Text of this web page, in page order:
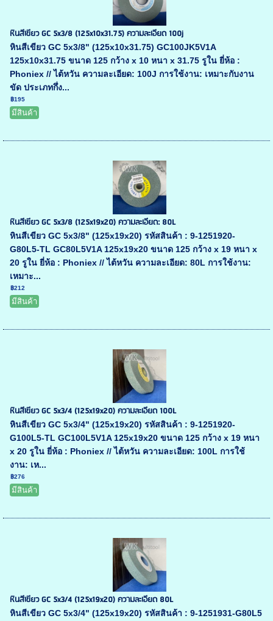
หินสีเขียว GC 5x3/8 (125x10x31.75) ความละเอียด 100j
หินสีเขียว GC 5x3/8" (125x10x31.75) GC100JK5V1A
125x10x31.75 ขนาด 125 กว้าง x 10 หนา x 31.75 รูใน ยี่ห้อ :
Phoniex // ไต้หวัน ความละเอียด: 100J การใช้งาน: เหมาะกับงาน
ขัด ประเภทกึ่ง...
฿195
มีสินค้า
หินสีเขียว GC 5x3/8 (125x19x20) ความละเอียด: 80L
หินสีเขียว GC 5x3/8" (125x19x20) รหัสสินค้า : 9-1251920-
G80L5-TL GC80L5V1A 125x19x20 ขนาด 125 กว้าง x 19 หนา x
20 รูใน ยี่ห้อ : Phoniex // ไต้หวัน ความละเอียด: 80L การใช้งาน:
เหมาะ...
฿212
มีสินค้า
หินสีเขียว GC 5x3/4 (125x19x20) ความละเอียด 100L
หินสีเขียว GC 5x3/4" (125x19x20) รหัสสินค้า : 9-1251920-
G100L5-TL GC100L5V1A 125x19x20 ขนาด 125 กว้าง x 19 หนา
x 20 รูใน ยี่ห้อ : Phoniex // ไต้หวัน ความละเอียด: 100L การใช้
งาน: เห...
฿276
มีสินค้า
หินสีเขียว GC 5x3/4 (125x19x20) ความละเอียด 80L
หินสีเขียว GC 5x3/4" (125x19x20) รหัสสินค้า : 9-1251931-G80L5